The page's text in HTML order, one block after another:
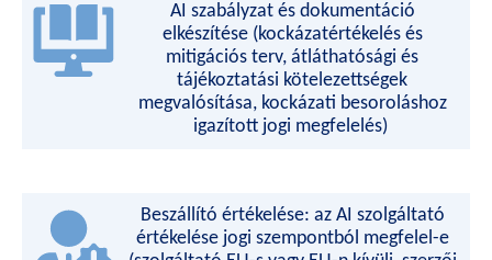
AI szabályzat és dokumentáció
elkészítése (kockázatértékelés és
mitigációs terv, átláthatósági és
tájékoztatási kötelezettségek
megvalósítása, kockázati besoroláshoz
igazított jogi megfelelés)
Beszállító értékelése: az AI szolgáltató
értékelése jogi szempontból megfelel-e